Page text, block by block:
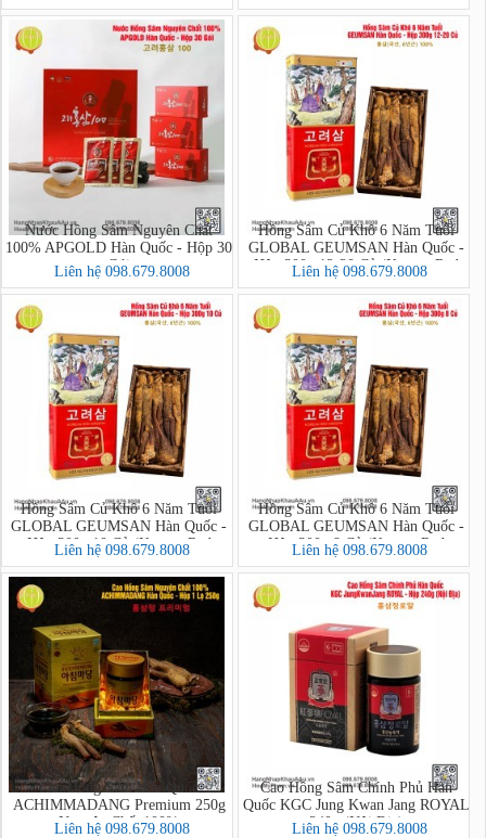
Nước Hồng Sâm Nguyên Chất
100% APGOLD Hàn Quốc - Hộp 30
Gói
Liên hệ 098.679.8008
Hồng Sâm Củ Khô 6 Năm Tuổi
GLOBAL GEUMSAN Hàn Quốc -
Hộp 300g 12-20 Củ (Korean Red
Ginseng)
Liên hệ 098.679.8008
Hồng Sâm Củ Khô 6 Năm Tuổi
GLOBAL GEUMSAN Hàn Quốc -
Hộp 300g 10 Củ (Korean Red
Ginseng)
Liên hệ 098.679.8008
Hồng Sâm Củ Khô 6 Năm Tuổi
GLOBAL GEUMSAN Hàn Quốc -
Hộp 300g 8 Củ (Korean Red
Ginseng)
Liên hệ 098.679.8008
Cao Hồng Sâm Hàn Quốc
ACHIMMADANG Premium 250g
Nguyên Chất 100%
Liên hệ 098.679.8008
Cao Hồng Sâm Chính Phủ Hàn
Quốc KGC Jung Kwan Jang ROYAL
240g (Nội Địa)
Liên hệ 098.679.8008